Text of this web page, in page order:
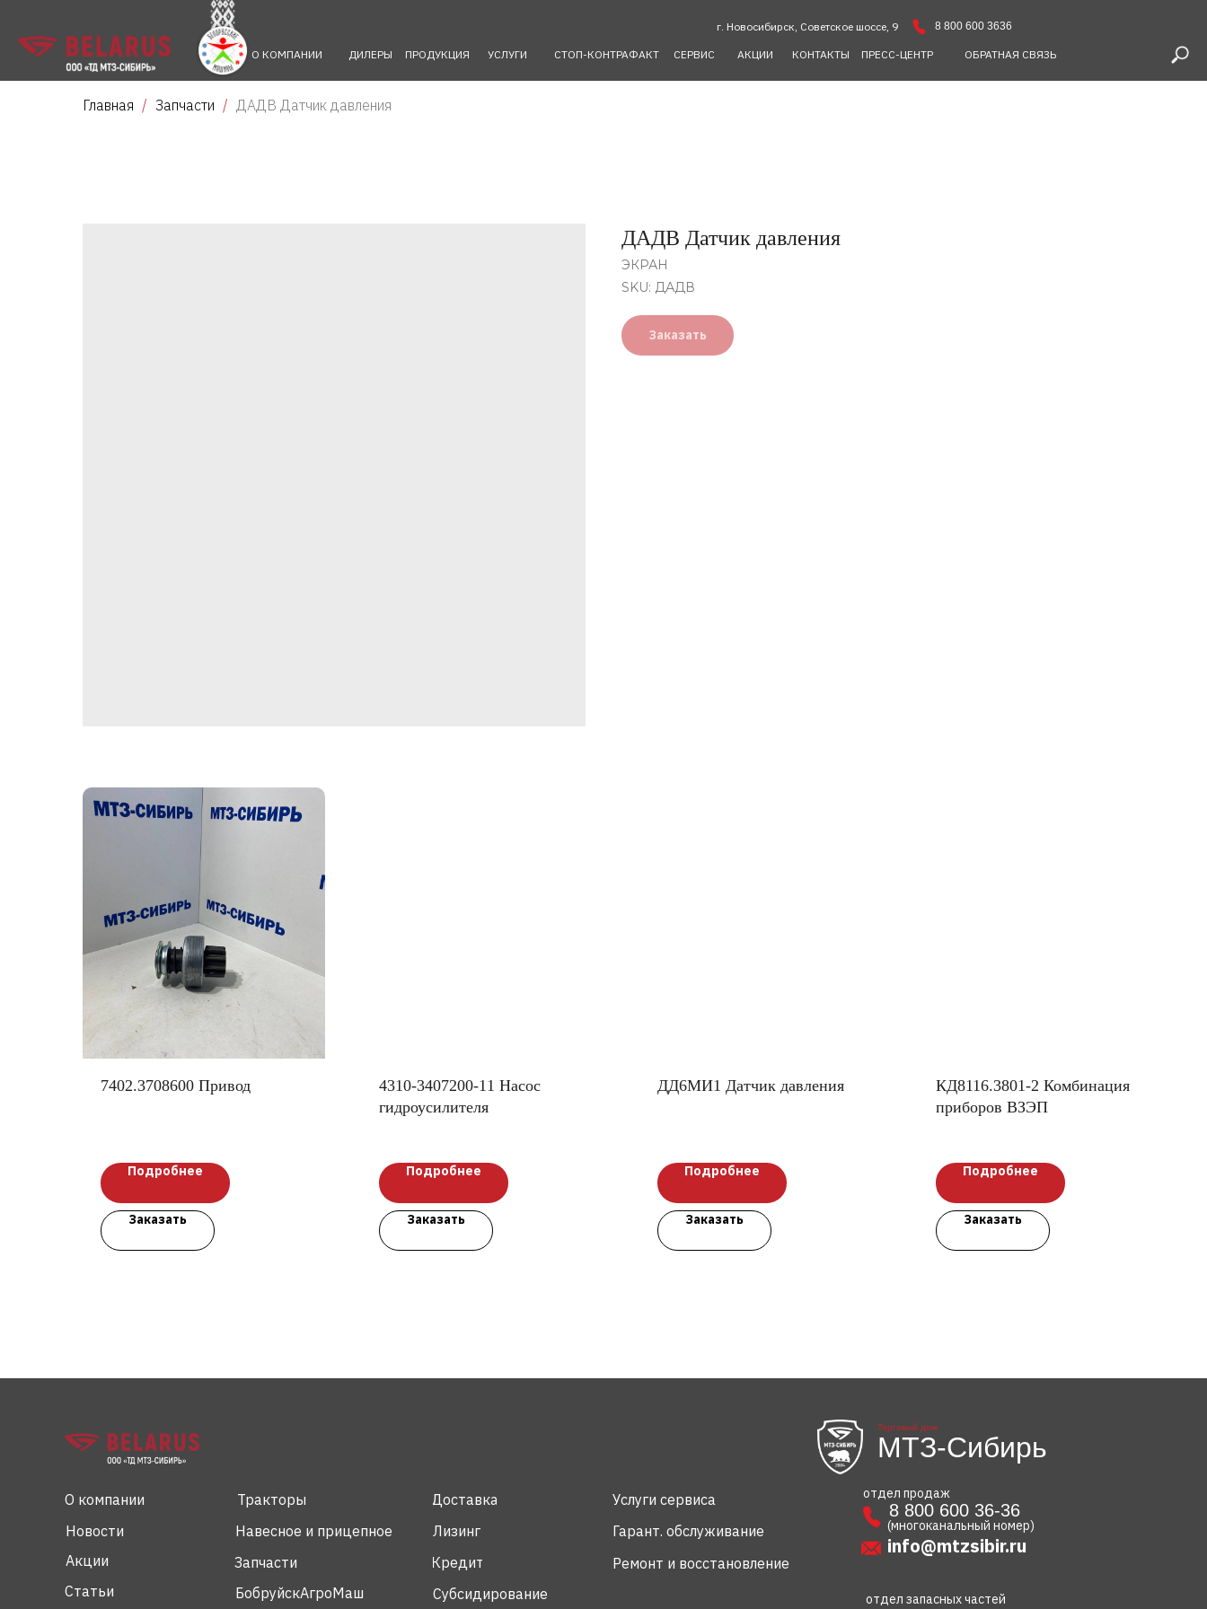
ОБРАТНАЯ СВЯЗЬ
ПРЕСС-ЦЕНТР
КОНТАКТЫ
АКЦИИ
СЕРВИС
СТОП-КОНТРАФАКТ
УСЛУГИ
ПРОДУКЦИЯ
ДИЛЕРЫ
О КОМПАНИИ
г. Новосибирск, Советское шоссе, 9 8 800 600 3636
Главная Запчасти ДАДВ Датчик давления
ДАДВ Датчик давления
ЭКРАН
SKU: ДАДВ
Заказать
7402.3708600 Привод
Подробнее
Заказать
4310-3407200-11 Насос
гидроусилителя
Подробнее
Заказать
ДД6МИ1 Датчик давления
Подробнее
Заказать
КД8116.3801-2 Комбинация
приборов ВЗЭП
Подробнее
Заказать
Торговый дом
МТЗ-Сибирь
Акции
Статьи
Новости
Субсидирование
Кредит
Лизинг
Ремонт и восстановление
Гарант. обслуживание
Услуги сервиса
Доставка
БобруйскАгроМаш
Запчасти
Навесное и прицепное
Тракторы
О компании
отдел запасных частей
info@mtzsibir.ru
отдел продаж
(многоканальный номер)
8 800 600 36-36